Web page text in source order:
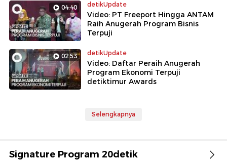
04:40 detikUpdate
Video: PT Freeport Hingga ANTAM
Raih Anugerah Program Bisnis
Terpuji
02:53 detikUpdate
Video: Daftar Peraih Anugerah
Program Ekonomi Terpuji
detiktimur Awards
Selengkapnya
Signature Program 20detik